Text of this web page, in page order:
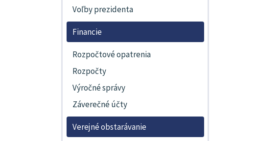
Voľby prezidenta
Financie
Rozpočtové opatrenia
Rozpočty
Výročné správy
Záverečné účty
Verejné obstarávanie